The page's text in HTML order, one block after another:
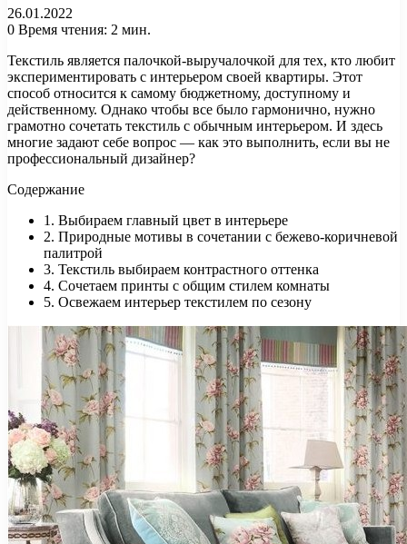
26.01.2022
0 Время чтения: 2 мин.
Текстиль является палочкой-выручалочкой для тех, кто любит
экспериментировать с интерьером своей квартиры. Этот
способ относится к самому бюджетному, доступному и
действенному. Однако чтобы все было гармонично, нужно
грамотно сочетать текстиль с обычным интерьером. И здесь
многие задают себе вопрос — как это выполнить, если вы не
профессиональный дизайнер?
Содержание
1. Выбираем главный цвет в интерьере
2. Природные мотивы в сочетании с бежево-коричневой
палитрой
3. Текстиль выбираем контрастного оттенка
4. Сочетаем принты с общим стилем комнаты
5. Освежаем интерьер текстилем по сезону